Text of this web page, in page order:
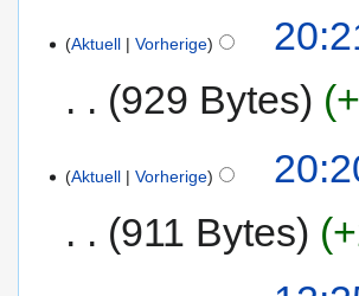
Aktuell Vorherige
929 Bytes
Aktuell Vorherige
911 Bytes